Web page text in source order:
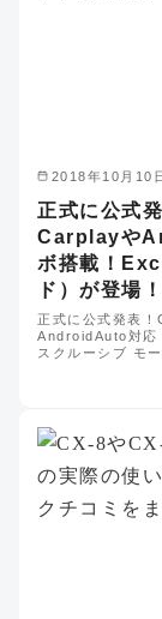
2018年10月10
正式に公式
Carplayや
ボ搭載！
ド）が登場！
正式に公式発表
AndroidAuto対応
スクルーシブ モ